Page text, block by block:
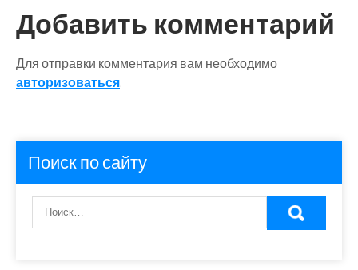
записям
Добавить комментарий
Для отправки комментария вам необходимо
авторизоваться.
Поиск по сайту